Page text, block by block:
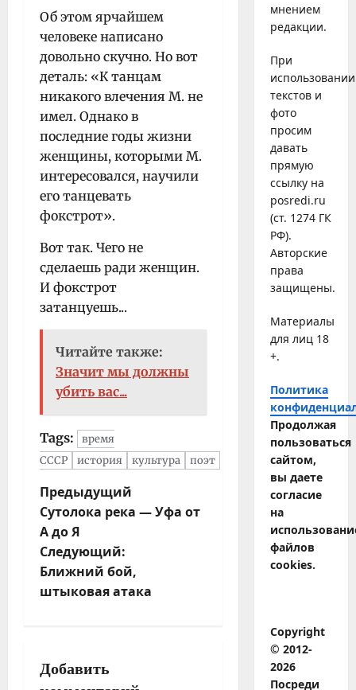
Об этом ярчайшем
человеке написано
довольно скучно. Но вот
деталь: «К танцам
никакого влечения М. не
имел. Однако в
последние годы жизни
женщины, которыми М.
интересовался, научили
его танцевать
фокстрот».
Вот так. Чего не
сделаешь ради женщин.
И фокстрот
затанцуешь...
Читайте также:
Значит мы должны
убить вас...
Tags:
время
СССР
история культура поэт
Н
а
в
и
г
а
з
Предыдущий
Сутолока река — Уфа от
А до Я
Следующий:
Ближний бой,
штыковая атака
Добавить
мнением
редакции.
При
использовании
текстов и
фото
просим
давать
прямую
ссылку на
posredi.ru
(ст. 1274 ГК
РФ).
Авторские
права
защищены.
Материалы
для лиц 18
+.
Политика
Продолжая
пользоваться
сайтом,
вы даете
согласие
на
файлов
cookies.
Copyright
© 2012-
2026
Посреди